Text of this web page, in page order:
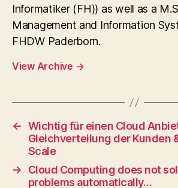
Informatiker (FH)) as well as a
Management and Information
FHDW Paderborn.
View Archive →
← Wichtig für einen Cloud
Gleichverteilung der Kunden
Scale
→
Cloud Computing does not
problems automatically…